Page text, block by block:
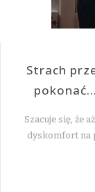
Strach
Szacuje się, że
dyskomfort na